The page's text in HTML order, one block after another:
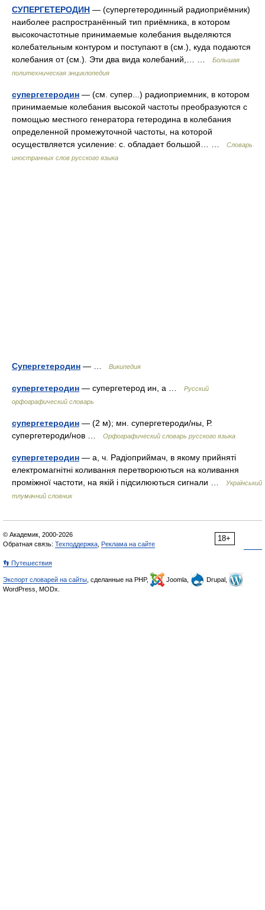
СУПЕРГЕТЕРОДИН — (супергетеродинный радиоприёмник)
наиболее распространённый тип приёмника, в котором
высокочастотные принимаемые колебания выделяются
колебательным контуром и поступают в (см.), куда подаются
колебания от (см.). Эти два вида колебаний,… …
Большая
политехническая энциклопедия
супергетеродин — (см. супер...) радиоприемник, в котором
принимаемые колебания высокой частоты преобразуются с
помощью местного генератора гетеродина в колебания
определенной промежуточной частоты, на которой
осуществляется усиление: с. обладает большой… …
Словарь
иностранных слов русского языка
Супергетеродин — … Википедия
супергетеродин — супергетерод ин, а …
Русский
орфографический словарь
супергетеродин — (2 м); мн. супергетероди/ны, Р.
супергетероди/нов …
Орфографический словарь русского языка
супергетеродин — а, ч. Радіоприймач, в якому прийняті
електромагнітні коливання перетворюються на коливання
проміжної частоти, на якій і підсилюються сигнали …
Український
тлумачний словник
18+
© Академик, 2000-2026
Обратная связь: Техподдержка Реклама на сайте
👣 Путешествия
Экспорт словарей на сайты , сделанные на PHP, Joomla,
Drupal,
WordPress, MODx.